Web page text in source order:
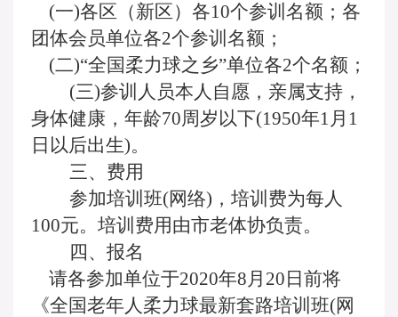
(一)各区（新区）各10个参训名额；各
团体会员单位各2个参训名额；
(二)“全国柔力球之乡”单位各2个名额；
(三)参训人员本人自愿，亲属支持，
身体健康，年龄70周岁以下(1950年1月1
日以后出生)。
三、费用
参加培训班(网络)，培训费为每人
100元。培训费用由市老体协负责。
四、报名
请各参加单位于2020年8月20日前将
《全国老年人柔力球最新套路培训班(网